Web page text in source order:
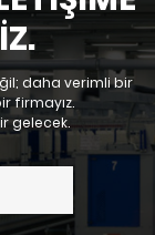
daha verimli bir
firmayız.
gelecek.